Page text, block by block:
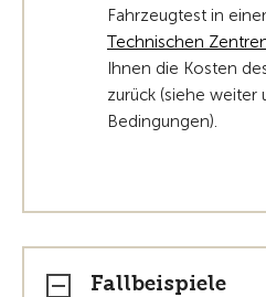
Fahrzeugtest in
Technischen
Ihnen die Kosten
zurück (siehe weiter
Bedingungen).
Fallbeispiele